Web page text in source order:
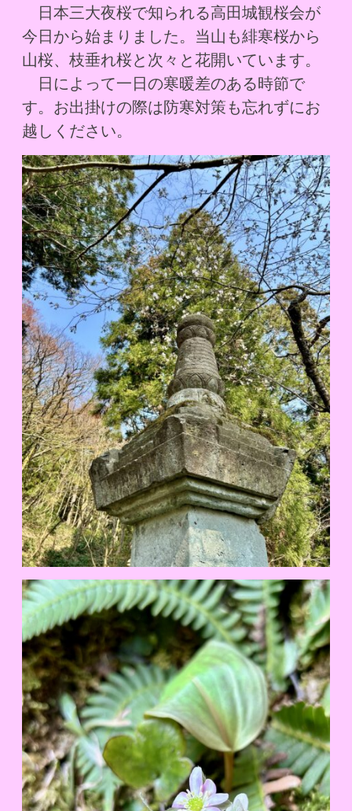
日本三大夜桜で知られる高田城観桜会が
今日から始まりました。当山も緋寒桜から
山桜、枝垂れ桜と次々と花開いています。
日によって一日の寒暖差のある時節で
す。お出掛けの際は防寒対策も忘れずにお
越しください。